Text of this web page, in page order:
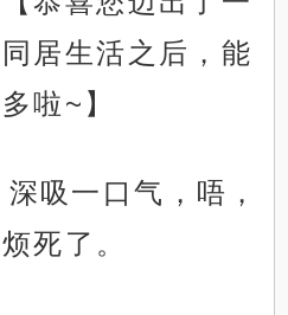
居生活之后，能
啦~】
吸一口气，唔，
死了。